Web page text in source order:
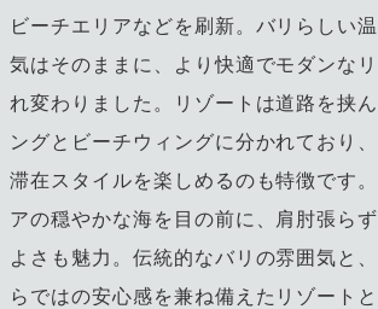
ビーチエリアなどを刷新。バリらしい
気はそのままに、より快適でモダンな
れ変わりました。リゾートは道路を挟
ングとビーチウィングに分かれており
滞在スタイルを楽しめるのも特徴です
アの穏やかな海を目の前に、肩肘張ら
よさも魅力。伝統的なバリの雰囲気と
らではの安心感を兼ね備えたリゾート